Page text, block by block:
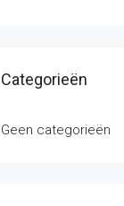
Categorieën
Geen categorieën